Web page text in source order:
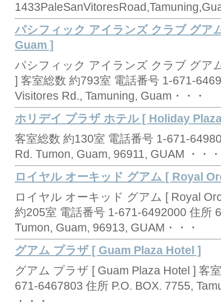
パシフィック アイランズ クラブ グア
Guam ]
パシフィック アイランズ クラブ グア
] 客室総数 約793室 電話番号 1-671-
Visitores Rd., Tamuning, Guam・・・
ホリデイ プラザ ホテル [ Holiday
客室総数 約130室 電話番号 1-671-
Rd. Tumon, Guam, 96911, GUAM ・・・
ロイヤル オーキッド グアム [ Royal
ロイヤル オーキッド グアム [ Royal
約205室 電話番号 1-671-6492000 住所
Tumon, Guam, 96913, GUAM・・・
グアム プラザ [ Guam Plaza Hotel ]
グアム プラザ [ Guam Plaza Hotel ] 客
671-6467803 住所 P.O. BOX. 7755,